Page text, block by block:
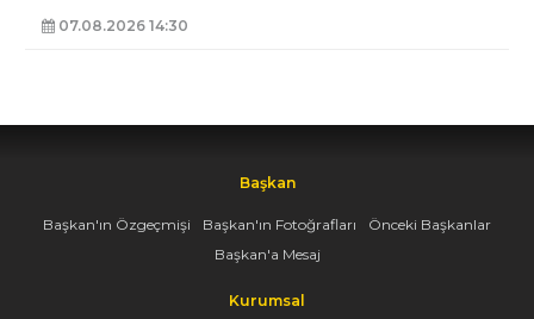
07.08.2026 14:30
Başkan
Başkan'ın Özgeçmişi Başkan'ın Fotoğrafları
Önceki Başkanlar
Başkan'a Mesaj
Kurumsal